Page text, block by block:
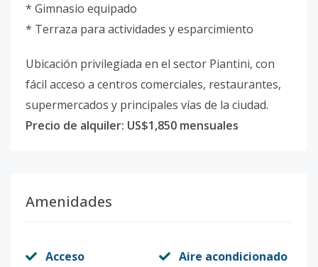
* Gimnasio equipado
* Terraza para actividades y esparcimiento
Ubicación privilegiada en el sector Piantini, con
fácil acceso a centros comerciales, restaurantes,
supermercados y principales vías de la ciudad.
Precio de alquiler: US$1,850 mensuales
Amenidades
Acceso
Aire acondicionado